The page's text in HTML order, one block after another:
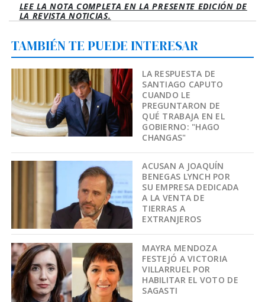
LEE LA NOTA COMPLETA EN LA PRESENTE EDICIÓN DE
LA REVISTA NOTICIAS.
TAMBIÉN TE PUEDE INTERESAR
LA RESPUESTA DE
SANTIAGO CAPUTO
CUANDO LE
PREGUNTARON DE
QUÉ TRABAJA EN EL
GOBIERNO: "HAGO
CHANGAS"
ACUSAN A JOAQUÍN
BENEGAS LYNCH POR
SU EMPRESA DEDICADA
A LA VENTA DE
TIERRAS A
EXTRANJEROS
MAYRA MENDOZA
FESTEJÓ A VICTORIA
VILLARRUEL POR
HABILITAR EL VOTO DE
SAGASTI